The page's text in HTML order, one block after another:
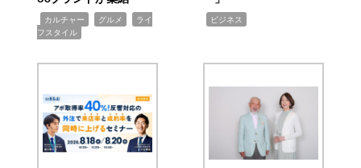
カルチャー グルメ
ライ
フスタイル
ビジネス